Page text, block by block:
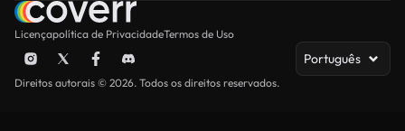
Licençapolítica de PrivacidadeTermos de Uso
Português
Direitos autorais © 2026. Todos os direitos reservados.